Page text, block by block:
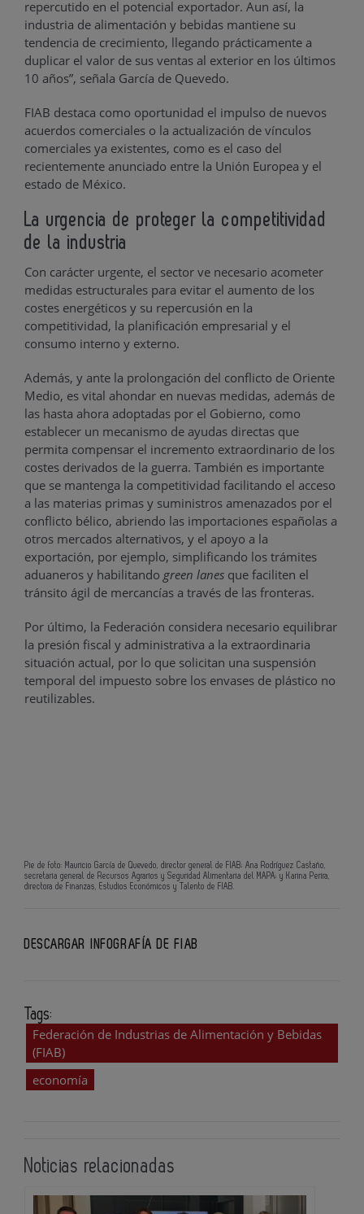
repercutido en el potencial exportador. Aun así, la
industria de alimentación y bebidas mantiene su
tendencia de crecimiento, llegando prácticamente a
duplicar el valor de sus ventas al exterior en los últimos
10 años”, señala García de Quevedo.
FIAB destaca como oportunidad el impulso de nuevos
acuerdos comerciales o la actualización de vínculos
comerciales ya existentes, como es el caso del
recientemente anunciado entre la Unión Europea y el
estado de México.
La urgencia de proteger la competitividad
de la industria
Con carácter urgente, el sector ve necesario acometer
medidas estructurales para evitar el aumento de los
costes energéticos y su repercusión en la
competitividad, la planificación empresarial y el
consumo interno y externo.
Además, y ante la prolongación del conflicto de Oriente
Medio, es vital ahondar en nuevas medidas, además de
las hasta ahora adoptadas por el Gobierno, como
establecer un mecanismo de ayudas directas que
permita compensar el incremento extraordinario de los
costes derivados de la guerra. También es importante
que se mantenga la competitividad facilitando el acceso
a las materias primas y suministros amenazados por el
conflicto bélico, abriendo las importaciones españolas a
otros mercados alternativos, y el apoyo a la
exportación, por ejemplo, simplificando los trámites
aduaneros y habilitando green lanes que faciliten el
tránsito ágil de mercancías a través de las fronteras.
Por último, la Federación considera necesario equilibrar
la presión fiscal y administrativa a la extraordinaria
situación actual, por lo que solicitan una suspensión
temporal del impuesto sobre los envases de plástico no
reutilizables.
Pie de foto: Mauricio García de Quevedo, director general de FIAB; Ana Rodríguez Castaño,
secretaria general de Recursos Agrarios y Seguridad Alimentaria del MAPA; y Karina Perira,
directora de Finanzas, Estudios Económicos y Talento de FIAB.
DESCARGAR INFOGRAFÍA DE FIAB
Tags:
Federación de Industrias de Alimentación y Bebidas
(FIAB)
economía
Noticias relacionadas